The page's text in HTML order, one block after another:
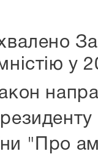
у
"Про